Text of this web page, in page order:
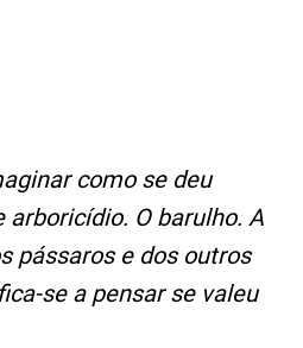
como se deu
O barulho. A
pássaros e dos outros
se a pensar se valeu